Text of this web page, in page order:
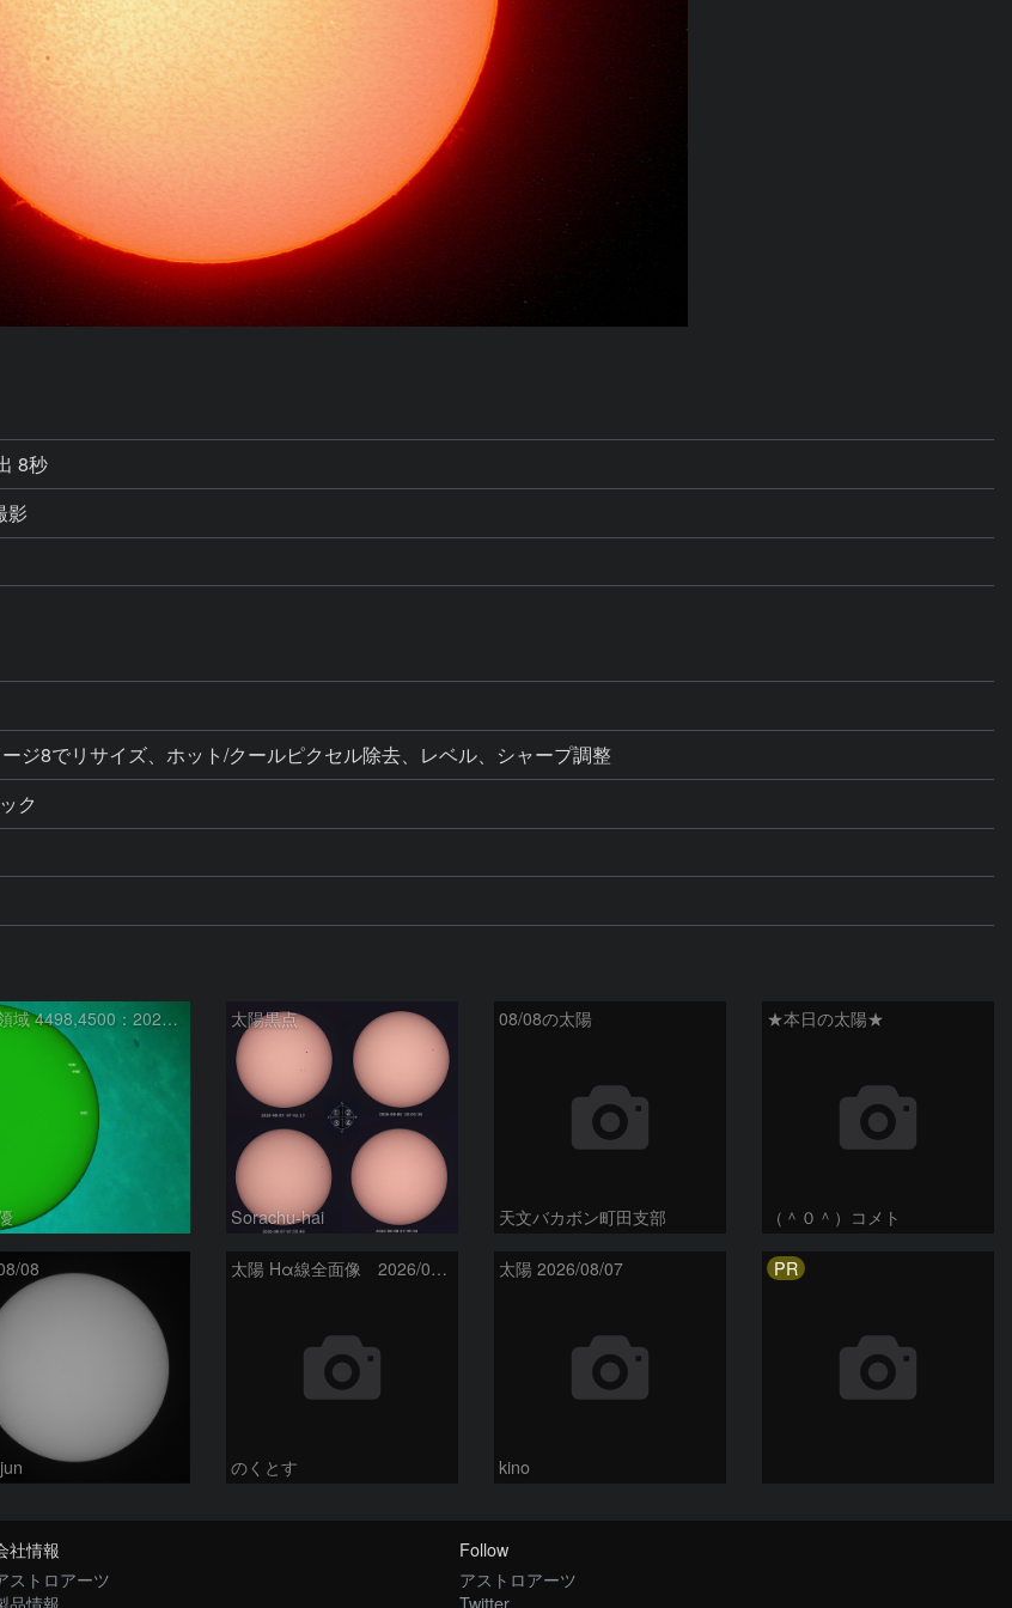
8秒
影
ジ8でリサイズ、ホット/クールピクセル除去、レベル、シャープ調整
ク
活動領域 4498,4500：2026/08/08 太陽黒点
Sorachu-hai
08/08の太陽
天文バカボン町田支部
★本日の太陽★
（＾０＾）コメト
08 太陽 Hα線全面像 2026/08/08
のくとす
太陽 2026/08/07
kino
PR
社情報
ストロアーツ
品情報
Follow
アストロアーツ
Twitter